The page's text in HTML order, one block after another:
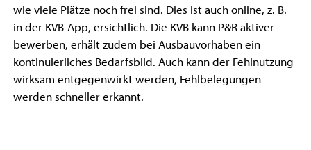
wie viele Plätze noch frei sind. Dies ist auch online, z. B.
in der KVB-App, ersichtlich. Die KVB kann P&R aktiver
bewerben, erhält zudem bei Ausbauvorhaben ein
kontinuierliches Bedarfsbild. Auch kann der Fehlnutzung
wirksam entgegenwirkt werden, Fehlbelegungen
werden schneller erkannt.